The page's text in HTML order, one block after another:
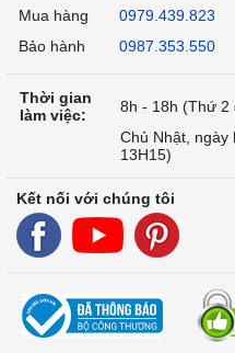
Mua hàng
0979.439.823
Bảo hành
0987.353.550
Thời gian
làm việc:
8h - 18h (Thứ 2
Chủ Nhật, ngày
13H15)
Kết nối với chúng tôi